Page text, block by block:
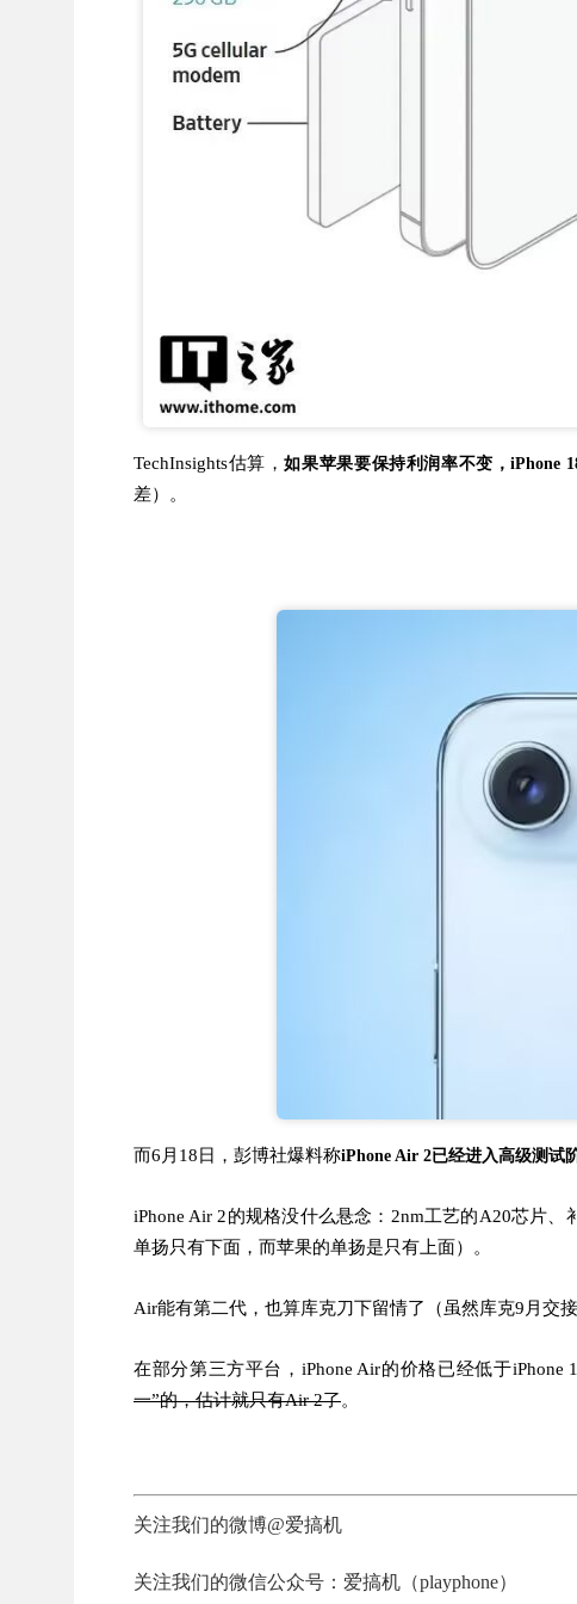
TechInsights估算，如果苹果要保持利润率不变，iPhone
差）。
而6月18日，彭博社爆料称iPhone Air 2已经进入高级测试
iPhone Air 2的规格没什么悬念：2nm工艺的A20芯片
单扬只有下面，而苹果的单扬是只有上面）。
Air能有第二代，也算库克刀下留情了（虽然库克9月交
在部分第三方平台，iPhone Air的价格已经低于
一”的，估计就只有Air 2了。
关注我们的微博@爱搞机
关注我们的微信公众号：爱搞机（playphone）